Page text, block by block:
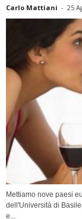
Carlo Mattiani - 25
Mettiamo nove paesi
dell'Università di
e...